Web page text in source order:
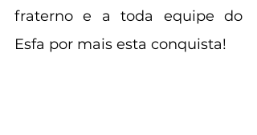
fraterno e a toda equipe do
Esfa por mais esta conquista!